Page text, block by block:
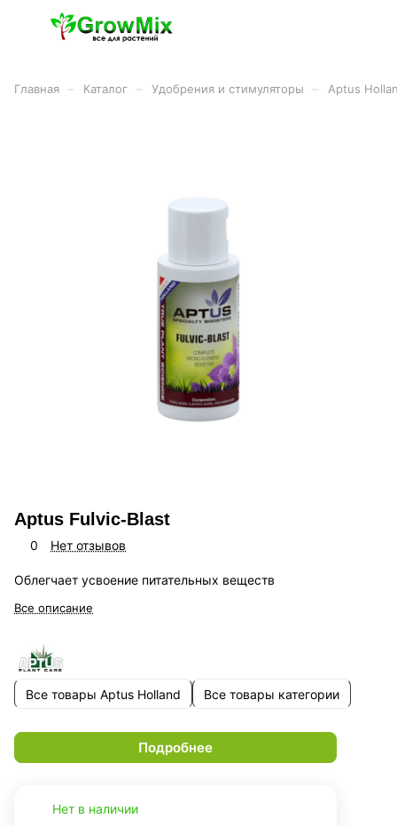
Главная Каталог Удобрения и стимуляторы Aptus
Aptus Fulvic-Blast
0 Нет отзывов
Облегчает усвоение питательных веществ
Все описание
Все товары Aptus Holland Все товары категории
Подробнее
Нет в наличии